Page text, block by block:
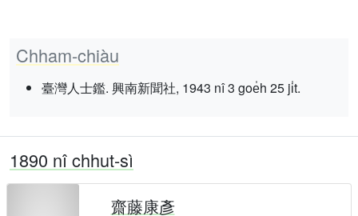
Chham-chiàu
臺灣人士鑑. 興南新聞社, 1943 nî 3 goe̍h 25 ji̍t.
1890 nî chhut-sì
齋藤康彥